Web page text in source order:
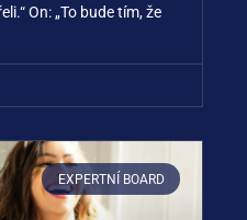
On: „To bude tím, že
EXPERTNÍ BOARD